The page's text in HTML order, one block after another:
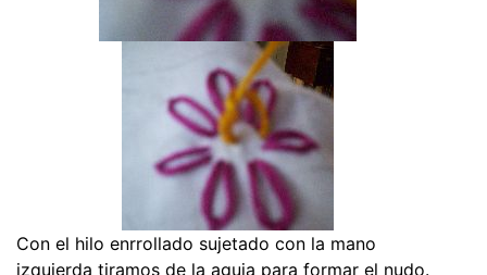
Con el hilo enrrollado sujetado con la mano
izquierda tiramos de la aguja para formar el nudo.